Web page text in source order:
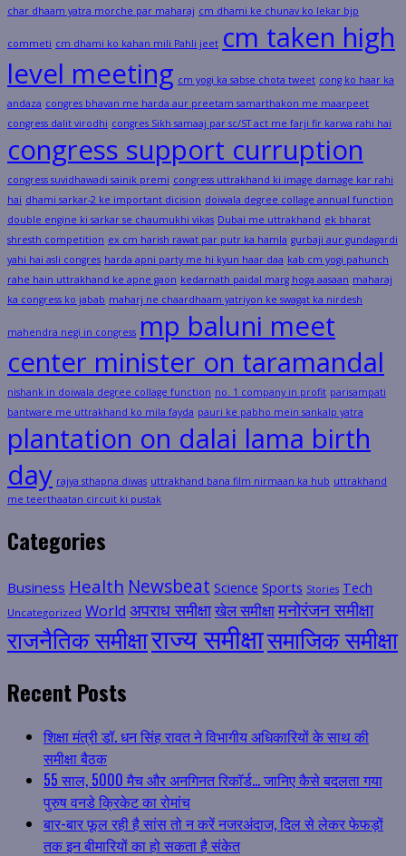
char dhaam yatra morche par maharaj cm dhami ke chunav ko lekar bjp
commeti cm dhami ko kahan mili Pahli jeet cm taken high
level meeting cm yogi ka sabse chota tweet cong ko haar ka
andaza congres bhavan me harda aur preetam samarthakon me maarpeet
congress dalit virodhi congres Sikh samaaj par sc/ST act me farji fir karwa rahi hai
congress support curruption
congress suvidhawadi sainik premi congress uttrakhand ki image damage kar rahi
hai dhami sarkar-2 ke important dicision doiwala degree collage annual function
double engine ki sarkar se chaumukhi vikas Dubai me uttrakhand ek bharat
shresth competition ex cm harish rawat par putr ka hamla gurbaji aur gundagardi
yahi hai asli congres harda apni party me hi kyun haar daa kab cm yogi pahunch
rahe hain uttrakhand ke apne gaon kedarnath paidal marg hoga aasaan maharaj
ka congress ko jabab maharj ne chaardhaam yatriyon ke swagat ka nirdesh
mahendra negi in congress mp baluni meet
center minister on taramandal
nishank in doiwala degree collage function no. 1 company in profit parisampati
bantware me uttrakhand ko mila fayda pauri ke pabho mein sankalp yatra
plantation on dalai lama birth
day rajya sthapna diwas uttrakhand bana film nirmaan ka hub uttrakhand
me teerthaatan circuit ki pustak
Categories
Business Health Newsbeat Science Sports Stories Tech
Uncategorized World अपराध समीक्षाखेल समीक्षामनोरंजन समीक्षा
राजनैतिक समीक्षाराज्य समीक्षासमाजिक समीक्षा
Recent Posts
शिक्षा मंत्री डॉ. धन सिंह रावत ने विभागीय अधिकारियों के साथ की
समीक्षा बैठक
55 साल, 5000 मैच और अनगिनत रिकॉर्ड… जानिए कैसे बदलता गया
पुरुष वनडे क्रिकेट का रोमांच
बार-बार फूल रही है सांस तो न करें नजरअंदाज, दिल से लेकर फेफड़ों
तक इन बीमारियों का हो सकता है संकेत